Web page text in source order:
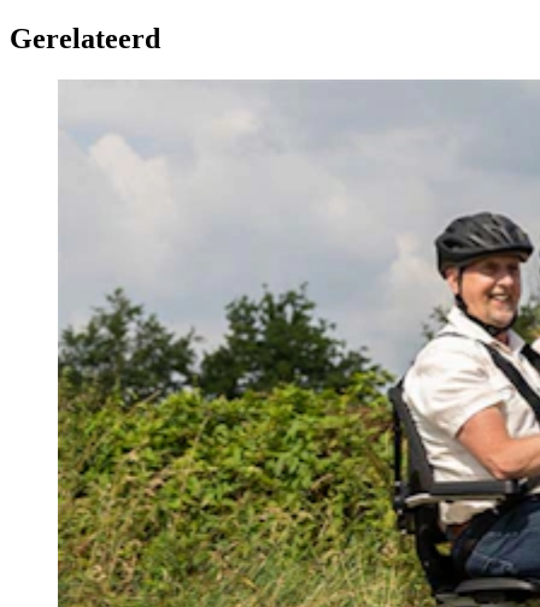
Gerelateerd